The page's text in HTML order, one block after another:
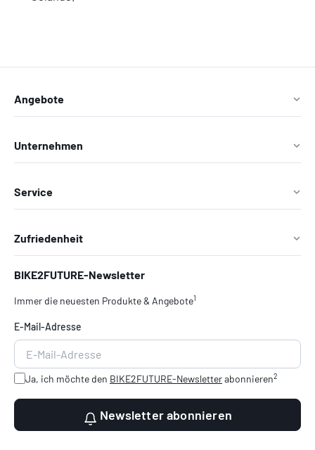
Angebote
Unternehmen
Service
Zufriedenheit
BIKE2FUTURE-Newsletter
Immer die neuesten Produkte & Angebote1
E-Mail-Adresse
Ja, ich möchte den BIKE2FUTURE-Newsletterabonnieren2
Newsletter abonnieren